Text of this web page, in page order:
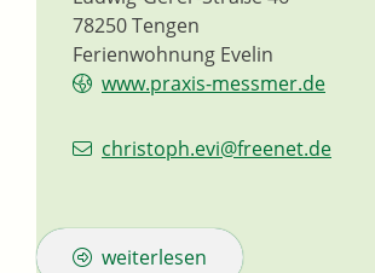
Ferienwohnung Evelin
78250Tengen
www.praxis-messmer.de
christoph.evi@freenet.de
weiterlesen